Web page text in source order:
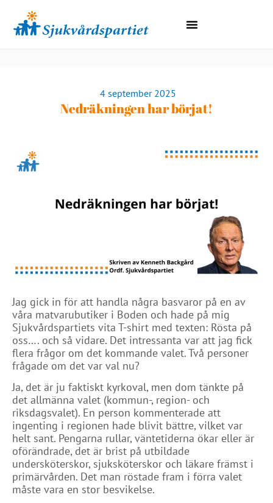
4 september 2025
Nedräkningen har börjat!
Jag gick in för att handla några basvaror på en av
våra matvarubutiker i Boden och hade på mig
Sjukvårdspartiets vita T-shirt med texten: Rösta på
oss…. och så vidare. Det intressanta var att jag fick
flera frågor om det kommande valet. Två personer
frågade om det var val nu?
Ja, det är ju faktiskt kyrkoval, men dom tänkte på
det allmänna valet (kommun-, region- och
riksdagsvalet). En person kommenterade att
ingenting i regionen hade blivit bättre, vilket var
helt sant. Pengarna rullar, väntetiderna ökar eller är
oförändrade, det är brist på utbildade
undersköterskor, sjuksköterskor och läkare främst i
primärvården. Det man röstade fram i förra valet
måste vara en stor besvikelse.